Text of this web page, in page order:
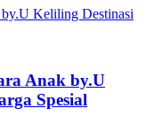
Anak by.U
Spesial